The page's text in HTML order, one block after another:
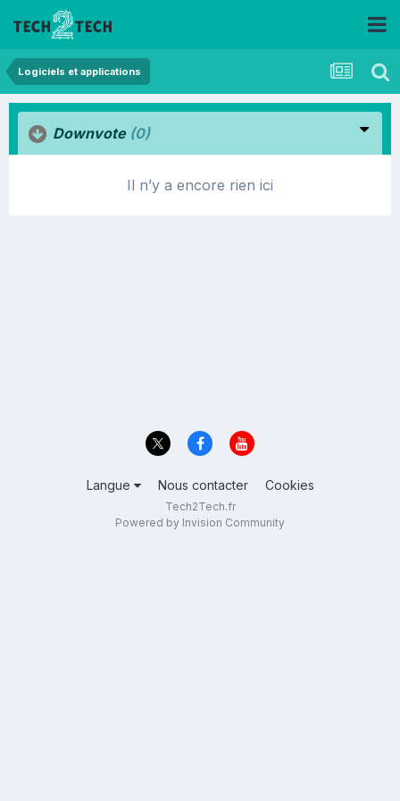
Logiciels et applications
Downvote (0)
Il n’y a encore rien ici
Langue Nous contacter Cookies
Tech2Tech.fr
Powered by Invision Community